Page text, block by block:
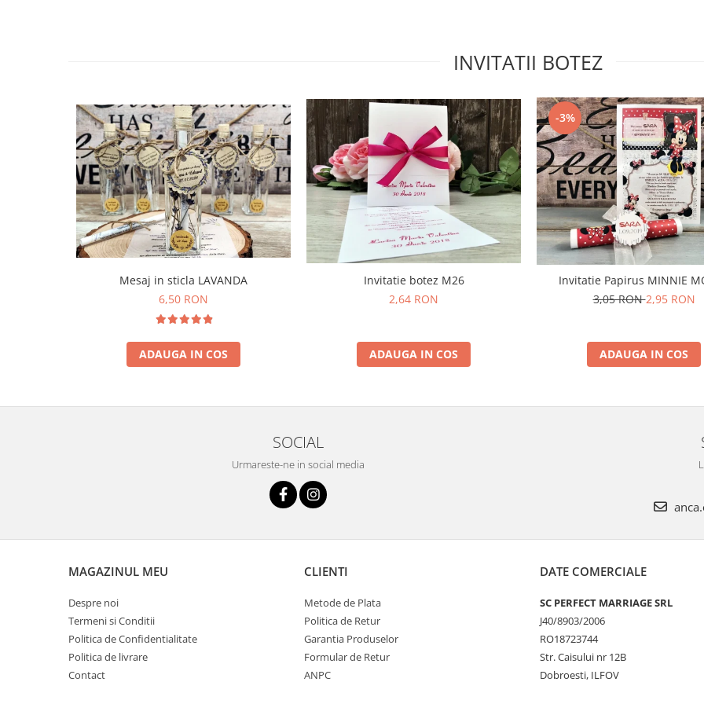
INVITATII BOTEZ
Mesaj in sticla LAVANDA
6,50 RON
ADAUGA IN COS
Invitatie botez M26
2,64 RON
ADAUGA IN COS
-3%
Invitatie Papirus MINNIE
3,05 RON2,95 RON
ADAUGA IN COS
SOCIAL
Urmareste-ne in social media
MAGAZINUL MEU
Despre noi
Termeni si Conditii
Politica de Confidentialitate
Politica de livrare
Contact
CLIENTI
Metode de Plata
Politica de Retur
Garantia Produselor
Formular de Retur
ANPC
DATE COMERCIALE
SC PERFECT MARRIAGE SRL
J40/8903/2006
RO18723744
Str. Caisului nr 12B
Dobroesti, ILFOV